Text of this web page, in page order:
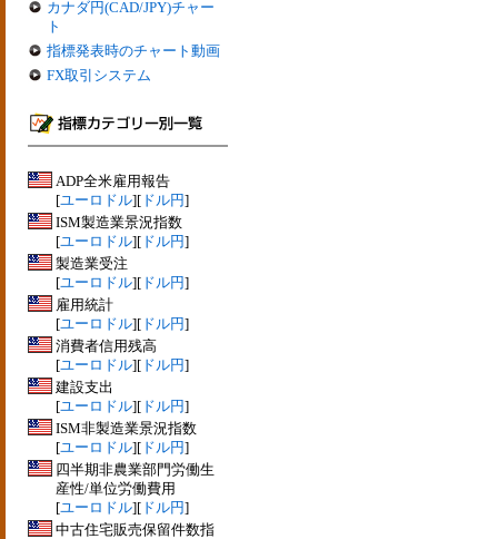
カナダ円(CAD/JPY)チャー
ト
指標発表時のチャート動画
FX取引システム
ADP全米雇用報告
[ユーロドル][ ドル円]
ISM製造業景況指数
[ユーロドル][ ドル円]
製造業受注
[ユーロドル][ ドル円]
雇用統計
[ユーロドル][ ドル円]
消費者信用残高
[ユーロドル][ ドル円]
建設支出
[ユーロドル][ ドル円]
ISM非製造業景況指数
[ユーロドル][ ドル円]
四半期非農業部門労働生
産性/単位労働費用
[ユーロドル][ ドル円]
中古住宅販売保留件数指